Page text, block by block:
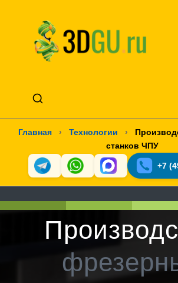
Главная › Технологии ›
станков ЧПУ
+7